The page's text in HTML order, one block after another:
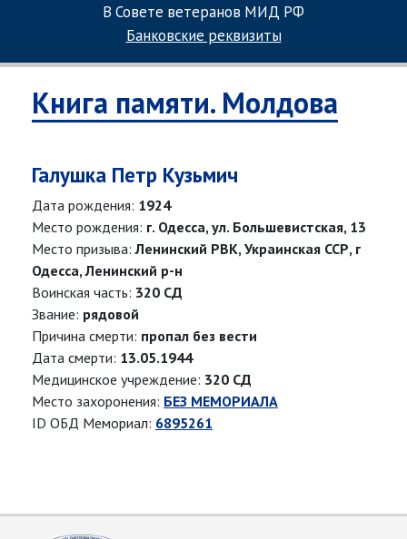
В Совете ветеранов МИД РФ
Банковские реквизиты
Книга памяти. Молдова
Галушка Петр Кузьмич
Дата рождения: 1924
Место рождения: г. Одесса, ул. Большевистская, 13
Место призыва:Ленинский РВК, Украинская ССР, г
Одесса, Ленинский р-н
Воинская часть: 320 СД
Звание: рядовой
Причина смерти: пропал без вести
Дата смерти: 13.05.1944
Медицинское учреждение: 320 СД
Место захоронения: БЕЗ МЕМОРИАЛА
ID ОБД Мемориал: 6895261